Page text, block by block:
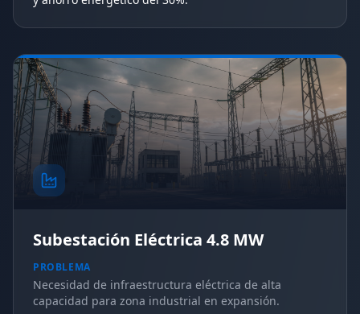
Subestación Eléctrica 4.8 MW
PROBLEMA
Necesidad de infraestructura eléctrica de alta
capacidad para zona industrial en expansión.